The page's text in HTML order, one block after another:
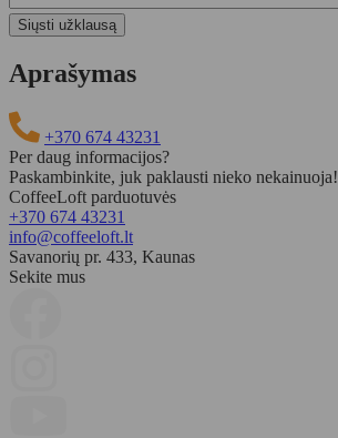
Aprašymas
+370 674 43231
Per daug informacijos?
Paskambinkite, juk paklausti nieko nekainuoja!
CoffeeLoft parduotuvės
+370 674 43231
info@coffeeloft.lt
Savanorių pr. 433, Kaunas
Sekite mus